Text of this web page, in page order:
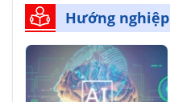
Hướng nghiệp